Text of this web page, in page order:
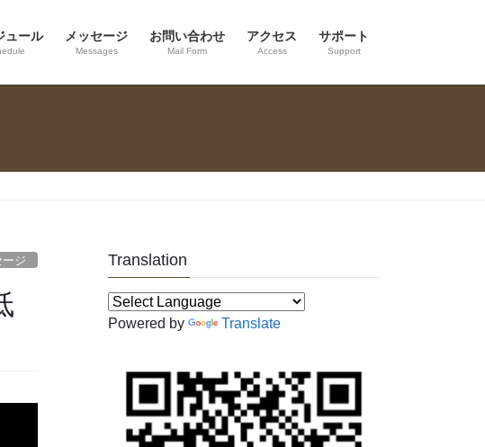
ュール メッセージ
Messages
お問い合わせ
Mail Form
アクセス
Access
サポート
Support
ージ Translation
Powered by Translate